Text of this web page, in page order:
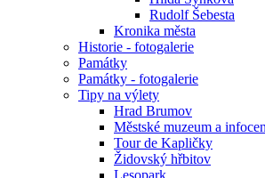
Rudolf Šebesta
Kronika města
Historie - fotogalerie
Památky
Památky - fotogalerie
Tipy na výlety
Hrad Brumov
Městské muzeum a
Tour de Kapličky
Židovský hřbitov
Lesopark